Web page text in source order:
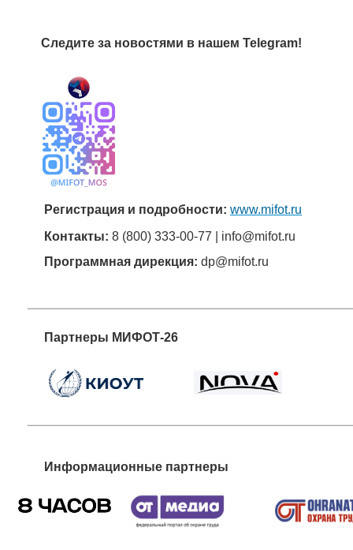
Следите за новостями в нашем Telegram!
Регистрация и подробности: www.mifot.ru
Контакты: 8 (800) 333-00-77 | info@mifot.ru
Программная дирекция: dp@mifot.ru
Партнеры МИФОТ-26
Информационные партнеры